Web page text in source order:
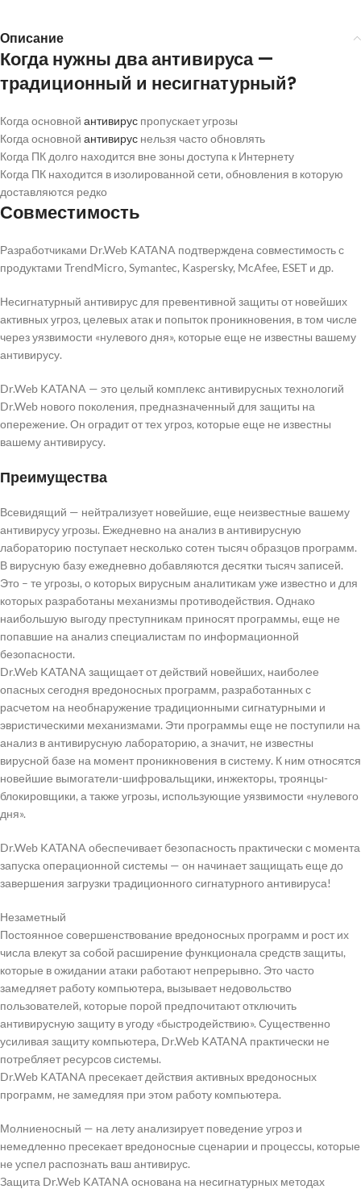
Описание
Когда нужны два антивируса —
традиционный и несигнатурный?
Когда основной антивирус пропускает угрозы
Когда основной антивирус нельзя часто обновлять
Когда ПК долго находится вне зоны доступа к Интернету
Когда ПК находится в изолированной сети, обновления в которую
доставляются редко
Совместимость
Разработчиками Dr.Web KATANA подтверждена совместимость с
продуктами TrendMicro, Symantec, Kaspersky, McAfee, ESET и др.
Несигнатурный антивирус для превентивной защиты от новейших
активных угроз, целевых атак и попыток проникновения, в том числе
через уязвимости «нулевого дня», которые еще не известны вашему
антивирусу.
Dr.Web KATANA — это целый комплекс антивирусных технологий
Dr.Web нового поколения, предназначенный для защиты на
опережение. Он оградит от тех угроз, которые еще не известны
вашему антивирусу.
Преимущества
Всевидящий — нейтрализует новейшие, еще неизвестные вашему
антивирусу угрозы. Ежедневно на анализ в антивирусную
лабораторию поступает несколько сотен тысяч образцов программ.
В вирусную базу ежедневно добавляются десятки тысяч записей.
Это – те угрозы, о которых вирусным аналитикам уже известно и для
которых разработаны механизмы противодействия. Однако
наибольшую выгоду преступникам приносят программы, еще не
попавшие на анализ специалистам по информационной
безопасности.
Dr.Web KATANA защищает от действий новейших, наиболее
опасных сегодня вредоносных программ, разработанных с
расчетом на необнаружение традиционными сигнатурными и
эвристическими механизмами. Эти программы еще не поступили на
анализ в антивирусную лабораторию, а значит, не известны
вирусной базе на момент проникновения в систему. К ним относятся
новейшие вымогатели-шифровальщики, инжекторы, троянцы-
блокировщики, а также угрозы, использующие уязвимости «нулевого
дня».
Dr.Web KATANA обеспечивает безопасность практически с момента
запуска операционной системы — он начинает защищать еще до
завершения загрузки традиционного сигнатурного антивируса!
Незаметный
Постоянное совершенствование вредоносных программ и рост их
числа влекут за собой расширение функционала средств защиты,
которые в ожидании атаки работают непрерывно. Это часто
замедляет работу компьютера, вызывает недовольство
пользователей, которые порой предпочитают отключить
антивирусную защиту в угоду «быстродействию». Существенно
усиливая защиту компьютера, Dr.Web KATANA практически не
потребляет ресурсов системы.
Dr.Web KATANA пресекает действия активных вредоносных
программ, не замедляя при этом работу компьютера.
Молниеносный — на лету анализирует поведение угроз и
немедленно пресекает вредоносные сценарии и процессы, которые
не успел распознать ваш антивирус.
Защита Dr.Web KATANA основана на несигнатурных методах